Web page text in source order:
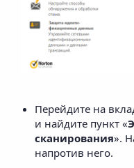
Перейдите на
и найдите пункт «
сканирования».
напротив него.